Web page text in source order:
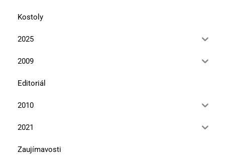
Kostoly
2025
2009
Editoriál
2010
2021
Zaujímavosti